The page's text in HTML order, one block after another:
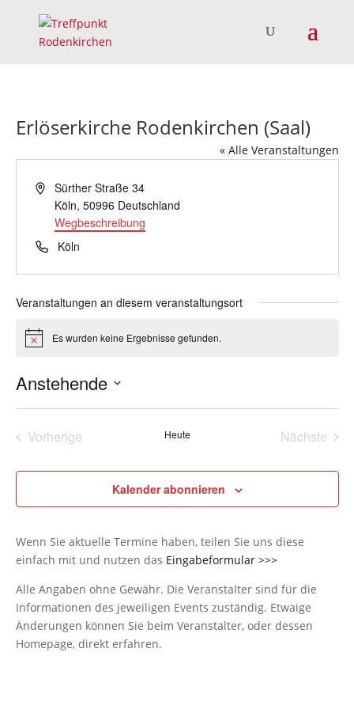
Erlöserkirche Rodenkirchen (Saal)
« Alle Veranstaltungen
AdresseSürther Straße 34
Köln, 50996 Deutschland
Wegbeschreibung
TelefonKöln
Veranstaltungen an diesem veranstaltungsort
HinweisEs wurden keine Ergebnisse gefunden.
Anstehende
Vorherige
Heute
Nächste
Kalender abonnieren
Wenn Sie aktuelle Termine haben, teilen Sie uns diese
einfach mit und nutzen das Eingabeformular >>>
Alle Angaben ohne Gewähr. Die Veranstalter sind für die
Informationen des jeweiligen Events zuständig. Etwaige
Änderungen können Sie beim Veranstalter, oder dessen
Homepage, direkt erfahren.